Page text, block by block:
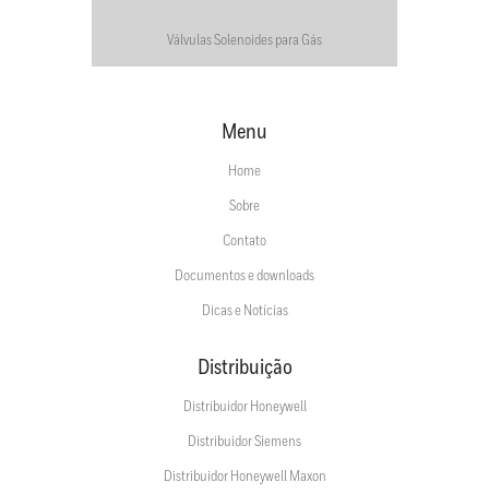
Válvulas Solenoides para Gás
Menu
Home
Sobre
Contato
Documentos e downloads
Dicas e Notícias
Distribuição
Distribuidor Honeywell
Distribuidor Siemens
Distribuidor Honeywell Maxon